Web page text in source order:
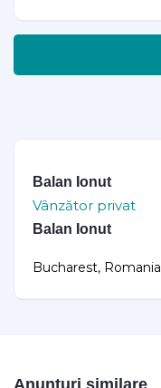
Balan Ionut
Vânzător privat
Balan Ionut
Bucharest, Romania
Anunțuri similare